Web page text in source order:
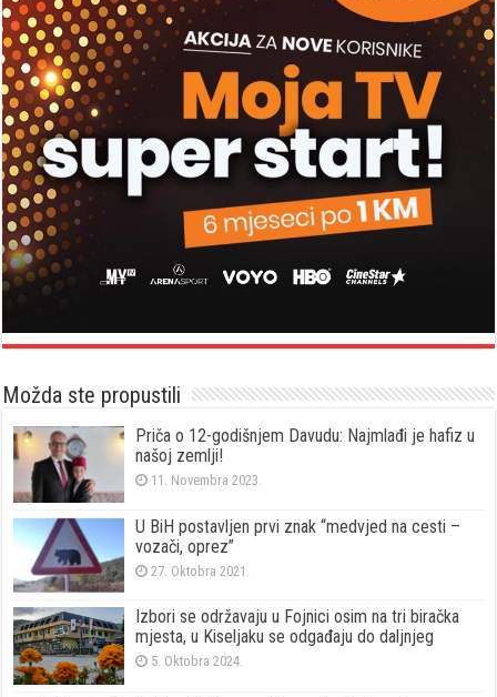
Možda ste propustili
Priča o 12-godišnjem Davudu: Najmlađi je hafiz u
našoj zemlji!
11. Novembra 2023.
U BiH postavljen prvi znak “medvjed na cesti –
vozači, oprez”
27. Oktobra 2021.
Izbori se održavaju u Fojnici osim na tri biračka
mjesta, u Kiseljaku se odgađaju do daljnjeg
5. Oktobra 2024.